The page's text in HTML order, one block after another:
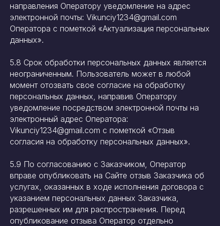
направления Оператору уведомление на адрес
электронной почты: Vikunciy1234@gmail.com
Оператора с пометкой «Актуализация персональных
данных».
5.8 Срок обработки персональных данных является
неограниченным. Пользователь может в любой
момент отозвать свое согласие на обработку
персональных данных, направив Оператору
уведомление посредством электронной почты на
электронный адрес Оператора:
Vikunciy1234@gmail.com с пометкой «Отзыв
согласия на обработку персональных данных».
5.9 По согласованию с Заказчиком, Оператор
вправе опубликовать на Сайте отзыв Заказчика об
услугах, оказанных в ходе исполнения договора с
указанием персональных данных Заказчика,
разрешенных им для распространения. Перед
опубликование отзыва Оператор отдельно